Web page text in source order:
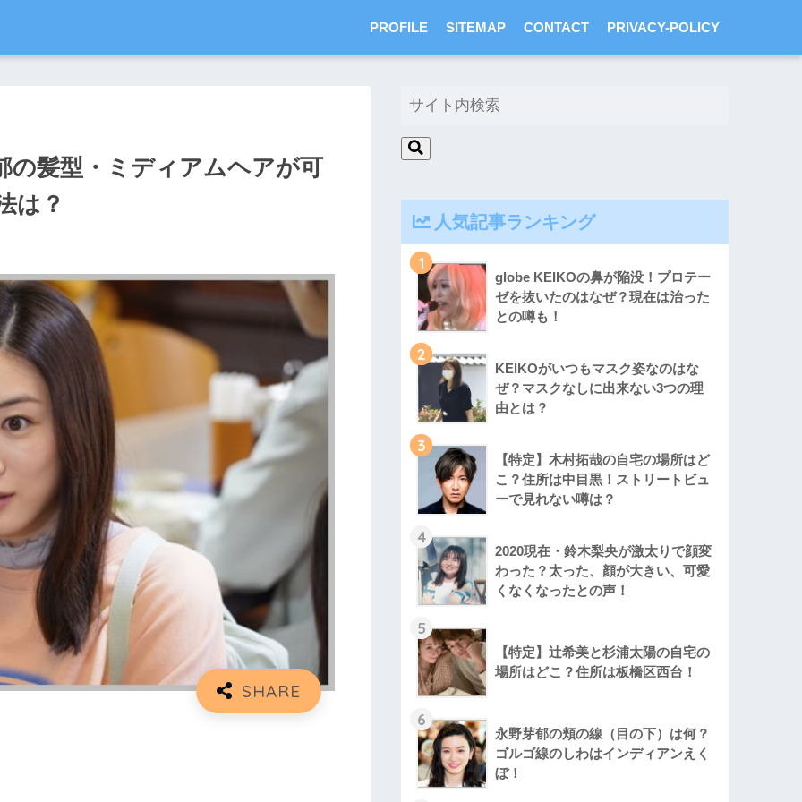
PROFILE SITEMAP CONTACT PRIVACY-POLICY
の髪型・ミディアムヘアが可
は？
人気記事ランキング
1
globe KEIKOの鼻が陥没！プロテー
ゼを抜いたのはなぜ？現在は治った
との噂も！
2
KEIKOがいつもマスク姿なのはな
ぜ？マスクなしに出来ない3つの理
由とは？
3
【特定】木村拓哉の自宅の場所はど
こ？住所は中目黒！ストリートビュ
ーで見れない噂は？
4
2020現在・鈴木梨央が激太りで顔変
わった？太った、顔が大きい、可愛
くなくなったとの声！
5
【特定】辻希美と杉浦太陽の自宅の
場所はどこ？住所は板橋区西台！
6
永野芽郁の頬の線（目の下）は何？
ゴルゴ線のしわはインディアンえく
ぼ！